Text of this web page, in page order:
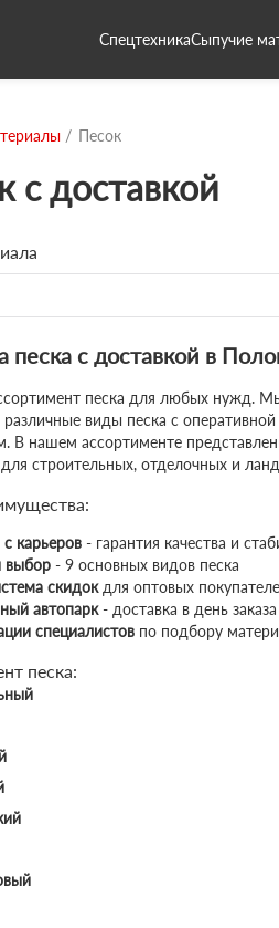
СпецтехникаСыпучие
Песок
с доставкой
песка с доставкой в
песка для любых нужд.
виды песка с
В нашем ассортименте
строительных, отделочных и
карьеров - гарантия качества и
выбор - 9 основных видов песка
скидокдля оптовых
автопарк- доставка в день заказа
специалистов по подбору
песка: